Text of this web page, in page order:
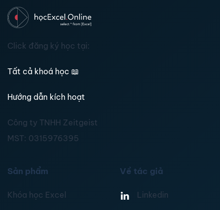
Click đăng ký học tại:
Tất cả khoá học 📖
Hướng dẫn kích hoạt
Công ty TNHH Zeitgeist
MST: 0315976395
Sản phẩm
Khóa học Excel
Về tác giả
Linkedin